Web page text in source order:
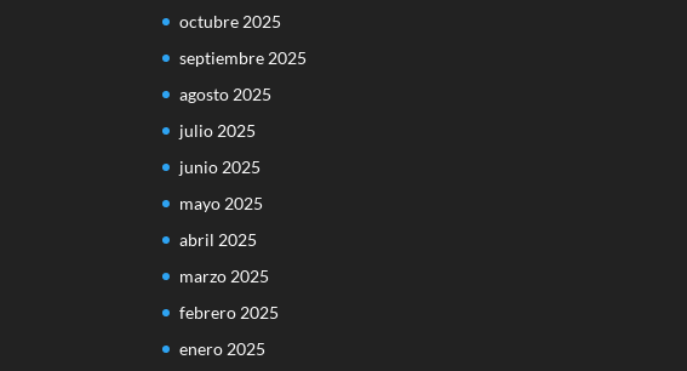
octubre 2025
septiembre 2025
agosto 2025
julio 2025
junio 2025
mayo 2025
abril 2025
marzo 2025
febrero 2025
enero 2025